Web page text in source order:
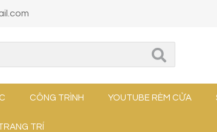
CÔNG TRÌNH YOUTUBE RÈM CỬA
TRÍ